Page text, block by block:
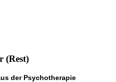
(Rest)
der Psychotherapie